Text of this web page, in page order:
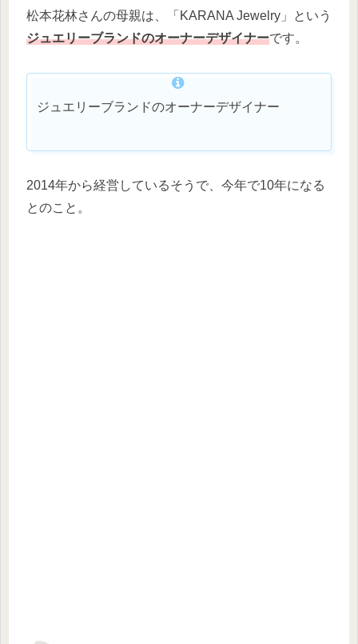
松本花林さんの母親は、「KARANA Jewelry」という
ジュエリーブランドのオーナーデザイナーです。
ジュエリーブランドのオーナーデザイナー
2014年から経営しているそうで、今年で10年になる
とのこと。